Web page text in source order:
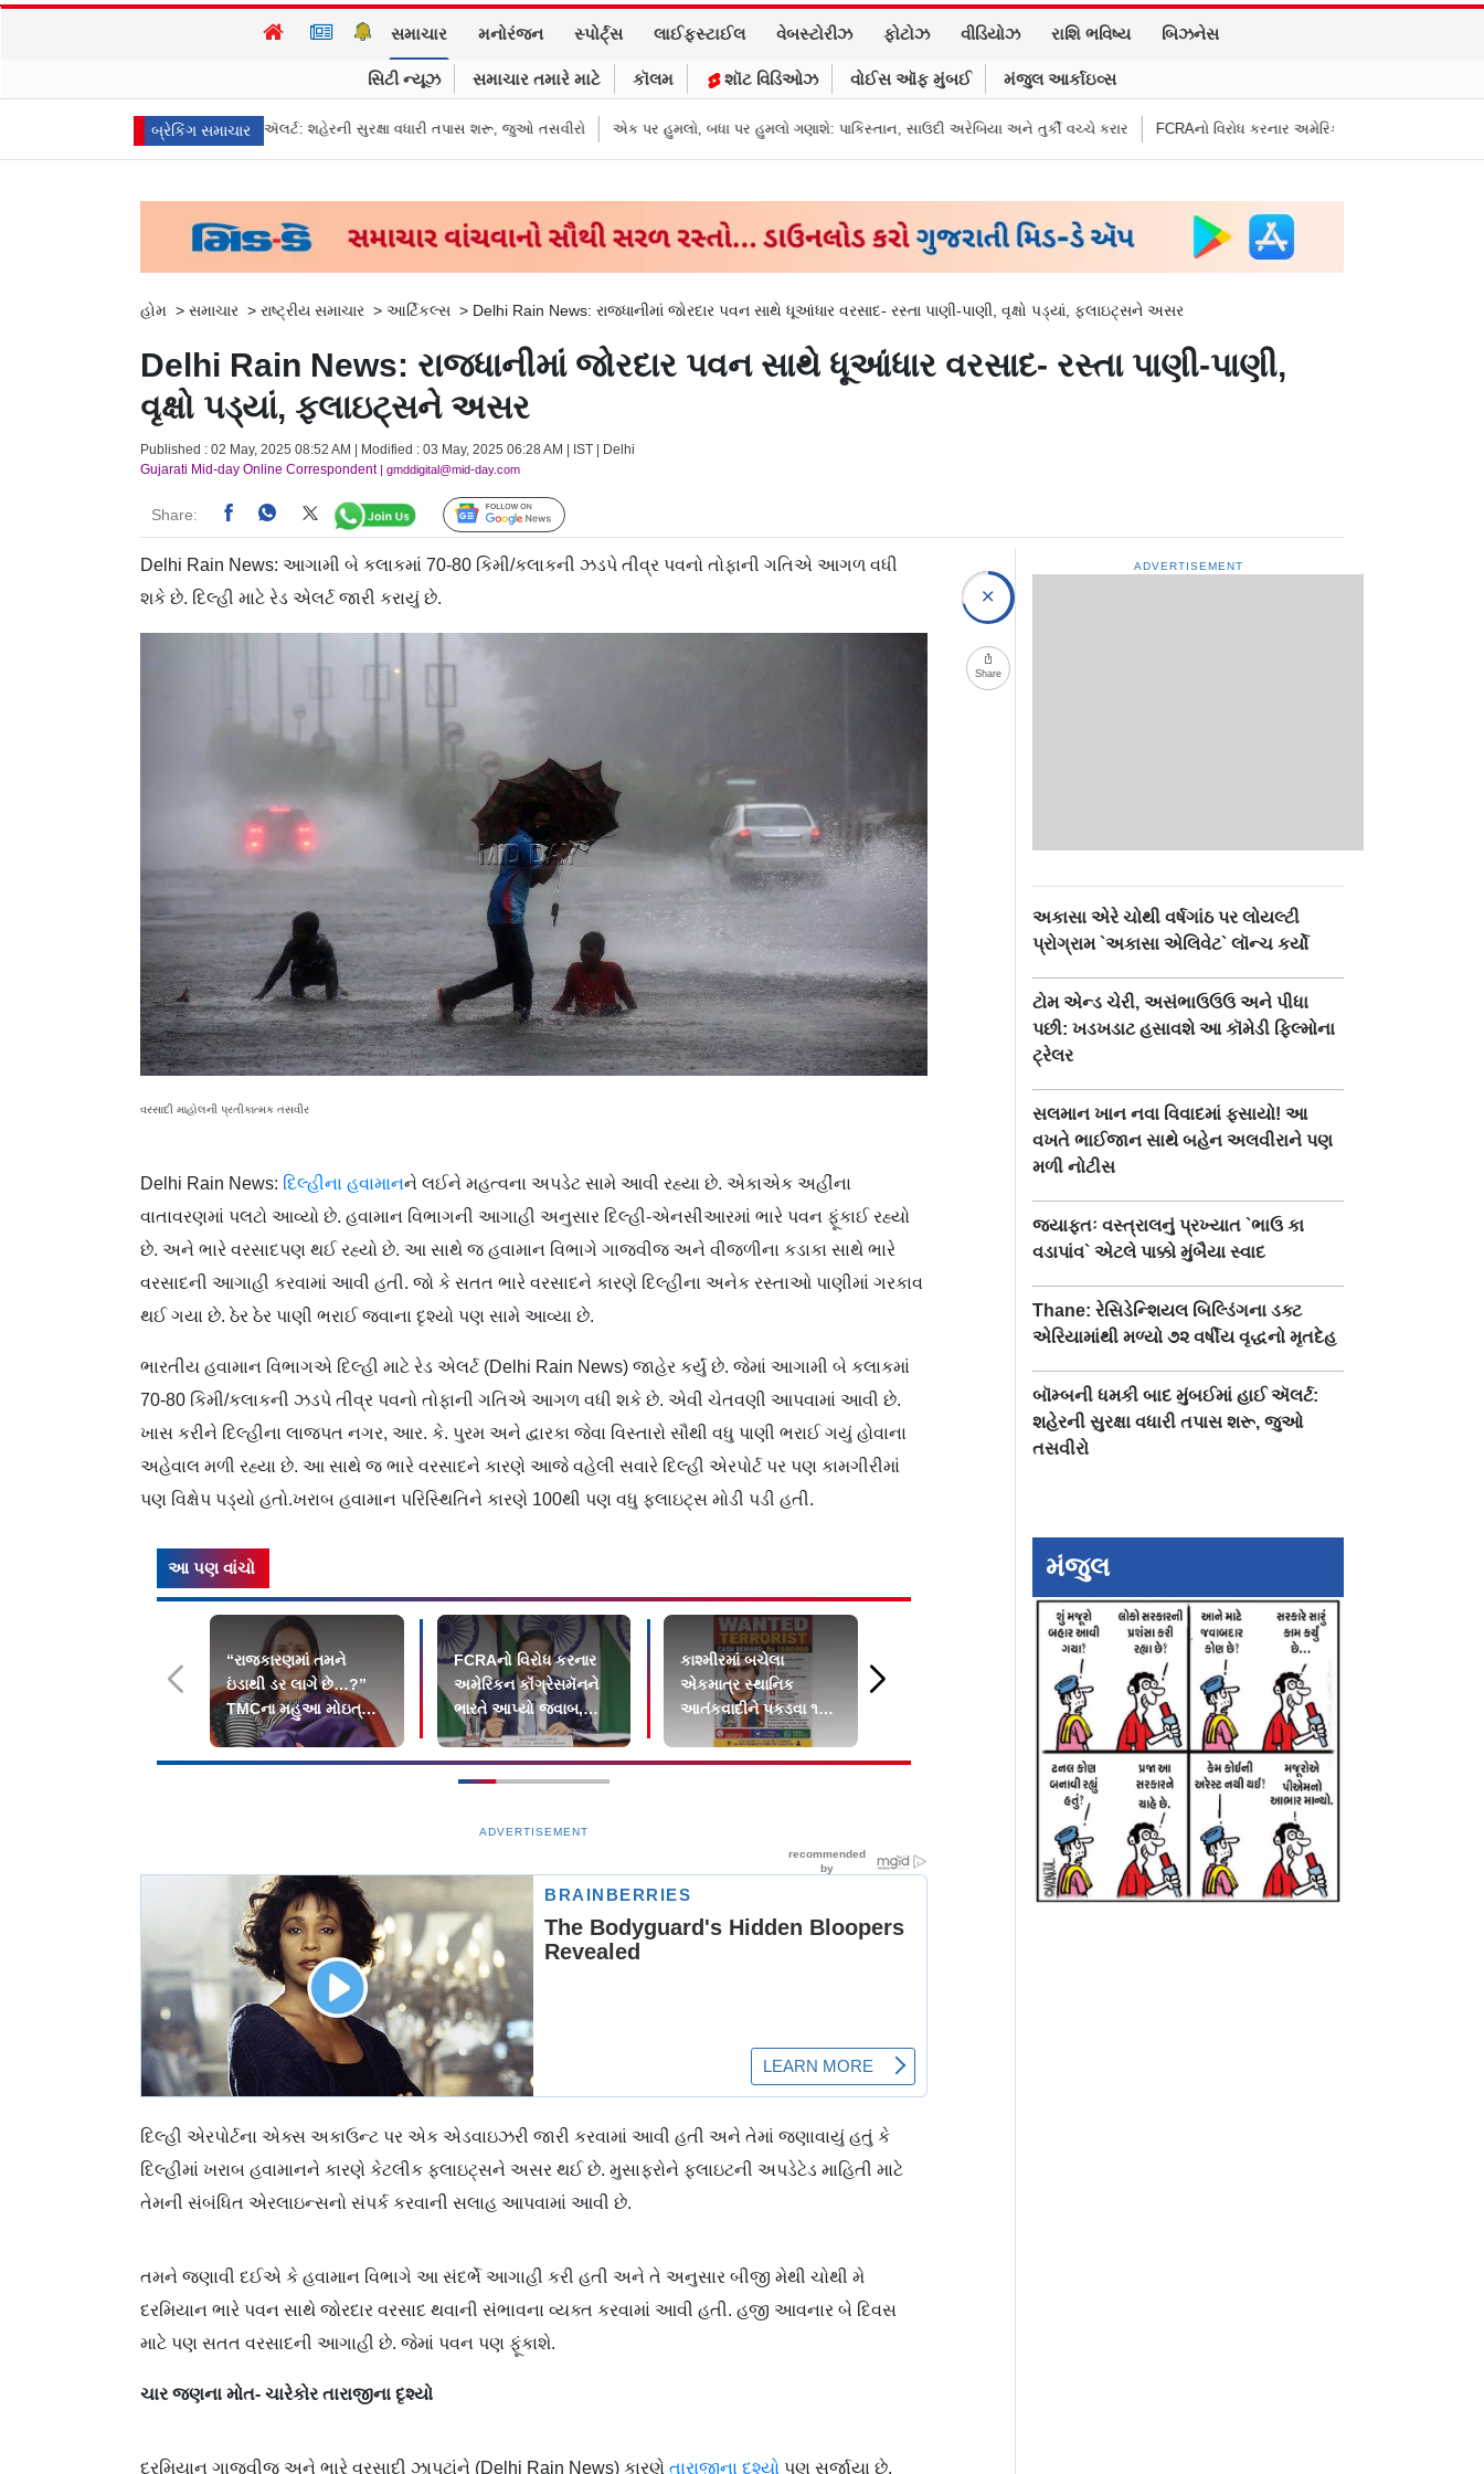
સમાચાર મનોરંજન સ્પોર્ટ્સ લાઈફસ્ટાઈલ વેબસ્ટોરીઝ ફોટોઝ વીડિયોઝ રાશિ ભવિષ્ય બિઝનેસ
સિટી ન્યૂઝ સમાચાર તમારે માટે કૉલમ શૉટ વિડિઓઝ વોઈસ ઑફ મુંબઈ મંજુલ આર્કાઇવ્સ
બ્રેકિંગ સમાચાર
ઍલર્ટ: શહેરની સુરક્ષા વધારી તપાસ શરૂ, જુઓ તસવીરો એક પર હુમલો, બધા પર હુમલો ગણાશે: પાકિસ્તાન, સાઉદી અરેબિયા અને તુર્કી વચ્ચે કરાર FCRAનો વિરોધ કરનાર અમેરિકન કૉંગ્રેસમૅનને ભારતે આપ્યો જવાબ, કહ્યું વિદેશી ભંડોળ…
હોમ > સમાચાર > રાષ્ટ્રીય સમાચાર > આર્ટિકલ્સ > Delhi Rain News: રાજધાનીમાં જોરદાર પવન સાથે ધૂઆંધાર વરસાદ- રસ્તા પાણી-પાણી, વૃક્ષો પડ્યાં, ફ્લાઇટ્સને અસર
Delhi Rain News: રાજધાનીમાં જોરદાર પવન સાથે ધૂઆંધાર વરસાદ- રસ્તા પાણી-પાણી,
વૃક્ષો પડ્યાં, ફ્લાઇટ્સને અસર
Published : 02 May, 2025 08:52 AM | Modified : 03 May, 2025 06:28 AM | IST | Delhi
Gujarati Mid-day Online Correspondent| gmddigital@mid-day.com
Share: Follow Us
Delhi Rain News: આગામી બે કલાકમાં 70-80 કિમી/કલાકની ઝડપે તીવ્ર પવનો તોફાની ગતિએ આગળ વધી
શકે છે. દિલ્હી માટે રેડ એલર્ટ જારી કરાયું છે.
વરસાદી માહોલની પ્રતીકાત્મક તસવીર
Delhi Rain News: દિલ્હીના હવામાનને લઈને મહત્વના અપડેટ સામે આવી રહ્યા છે. એકાએક અહીંના
વાતાવરણમાં પલટો આવ્યો છે. હવામાન વિભાગની આગાહી અનુસાર દિલ્હી-એનસીઆરમાં ભારે પવન ફૂંકાઈ રહ્યો
છે. અને ભારે વરસાદપણ થઈ રહ્યો છે. આ સાથે જ હવામાન વિભાગે ગાજવીજ અને વીજળીના કડાકા સાથે ભારે
વરસાદની આગાહી કરવામાં આવી હતી. જો કે સતત ભારે વરસાદને કારણે દિલ્હીના અનેક રસ્તાઓ પાણીમાં ગરકાવ
થઈ ગયા છે. ઠેર ઠેર પાણી ભરાઈ જવાના દૃશ્યો પણ સામે આવ્યા છે.
ભારતીય હવામાન વિભાગએ દિલ્હી માટે રેડ એલર્ટ (Delhi Rain News) જાહેર કર્યું છે. જેમાં આગામી બે કલાકમાં
70-80 કિમી/કલાકની ઝડપે તીવ્ર પવનો તોફાની ગતિએ આગળ વધી શકે છે. એવી ચેતવણી આપવામાં આવી છે.
ખાસ કરીને દિલ્હીના લાજપત નગર, આર. કે. પુરમ અને દ્વારકા જેવા વિસ્તારો સૌથી વધુ પાણી ભરાઈ ગયું હોવાના
અહેવાલ મળી રહ્યા છે. આ સાથે જ ભારે વરસાદને કારણે આજે વહેલી સવારે દિલ્હી એરપોર્ટ પર પણ કામગીરીમાં
પણ વિક્ષેપ પડ્યો હતો.ખરાબ હવામાન પરિસ્થિતિને કારણે 100થી પણ વધુ ફ્લાઇટ્સ મોડી પડી હતી.
આ પણ વાંચો
“રાજકારણમાં તમને
ઇંડાથી ડર લાગે છે…?”
TMCના મહુઆ મોઇત્રાને
સુપ્રીમ કોર્ટનો ઝટકો
FCRAનો વિરોધ કરનાર
અમેરિકન કૉંગ્રેસમૅનને
ભારતે આપ્યો જવાબ,
કહ્યું વિદેશી ભંડોળ…
કાશ્મીરમાં બચેલા
એકમાત્ર સ્થાનિક
આતંકવાદીને પકડવા ૧૫
લાખનું ઇનામ
રાજસ્થાનમાં દુકાળ જેવી
સ્થિતિનું સંકટ, ચોમાસુ
ધીમું પડતાં જળાશયોમાં
પાણી ઘટ્યું
ADVERTISEMENT
દિલ્હી એરપોર્ટના એક્સ અકાઉન્ટ પર એક એડવાઇઝરી જારી કરવામાં આવી હતી અને તેમાં જણાવાયું હતું કે
દિલ્હીમાં ખરાબ હવામાનને કારણે કેટલીક ફ્લાઇટ્સને અસર થઈ છે. મુસાફરોને ફ્લાઇટની અપડેટેડ માહિતી માટે
તેમની સંબંધિત એરલાઇન્સનો સંપર્ક કરવાની સલાહ આપવામાં આવી છે.
તમને જણાવી દઈએ કે હવામાન વિભાગે આ સંદર્ભે આગાહી કરી હતી અને તે અનુસાર બીજી મેથી ચોથી મે
દરમિયાન ભારે પવન સાથે જોરદાર વરસાદ થવાની સંભાવના વ્યક્ત કરવામાં આવી હતી. હજી આવનાર બે દિવસ
માટે પણ સતત વરસાદની આગાહી છે. જેમાં પવન પણ ફૂંકાશે.
ચાર જણના મોત- ચારેકોર તારાજીના દૃશ્યો
દરમિયાન ગાજવીજ અને ભારે વરસાદી ઝાપટાંને (Delhi Rain News) કારણે તારાજીના દૃશ્યો પણ સર્જાયા છે.
Share
ADVERTISEMENT
અકાસા એરે ચોથી વર્ષગાંઠ પર લોયલ્ટી
પ્રોગ્રામ `અકાસા એલિવેટ` લૉન્ચ કર્યો
ટોમ એન્ડ ચેરી, અસંભાઉઉઉ અને પીધા
પછી: ખડખડાટ હસાવશે આ કૉમેડી ફિલ્મોના
ટ્રેલર
સલમાન ખાન નવા વિવાદમાં ફસાયો! આ
વખતે ભાઈજાન સાથે બહેન અલવીરાને પણ
મળી નોટીસ
જ્યાફતઃ વસ્ત્રાલનું પ્રખ્યાત `ભાઉ કા
વડાપાંવ` એટલે પાક્કો મુંબૈયા સ્વાદ
Thane: રેસિડેન્શિયલ બિલ્ડિંગના ડક્ટ
એરિયામાંથી મળ્યો ૭૨ વર્ષીય વૃદ્ધનો મૃતદેહ
બૉમ્બની ધમકી બાદ મુંબઈમાં હાઈ ઍલર્ટ:
શહેરની સુરક્ષા વધારી તપાસ શરૂ, જુઓ
તસવીરો
મંજુલ